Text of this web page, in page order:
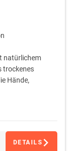
natürlichem
trockenes
Hände,
DETAILS